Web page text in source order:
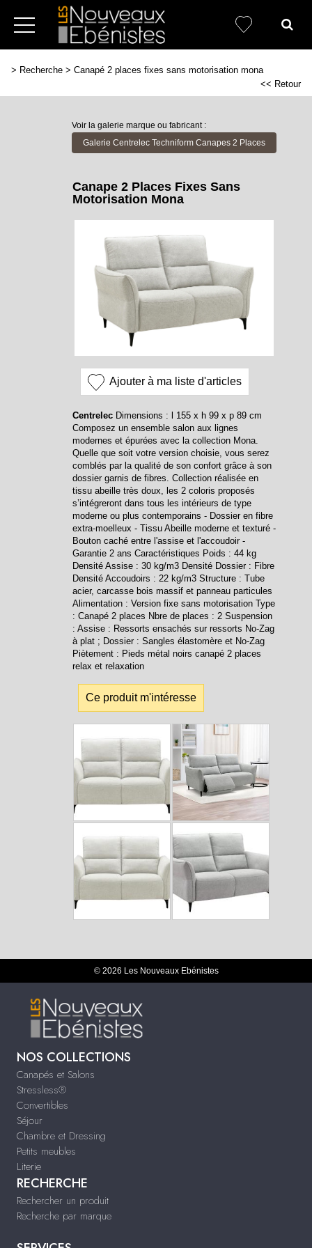
> Recherche > Canapé 2 places fixes sans motorisation mona
<< Retour
Voir la galerie marque ou fabricant :
Galerie Centrelec Techniform Canapes 2 Places
Ajouter à ma liste d'articles
Canape 2 Places Fixes Sans
Motorisation Mona
CentrelecDimensions : l 155 x h 99 x p 89 cm
Composez un ensemble salon aux lignes
modernes et épurées avec la collection Mona.
Quelle que soit votre version choisie, vous serez
comblés par la qualité de son confort grâce à son
dossier garnis de fibres. Collection réalisée en
tissu abeille très doux, les 2 coloris proposés
s’intégreront dans tous les intérieurs de type
moderne ou plus contemporains - Dossier en fibre
extra-moelleux - Tissu Abeille moderne et texturé -
Bouton caché entre l'assise et l'accoudoir -
Garantie 2 ans Caractéristiques Poids : 44 kg
Densité Assise : 30 kg/m3 Densité Dossier : Fibre
Densité Accoudoirs : 22 kg/m3 Structure : Tube
acier, carcasse bois massif et panneau particules
Alimentation : Version fixe sans motorisation Type
: Canapé 2 places Nbre de places : 2 Suspension
: Assise : Ressorts ensachés sur ressorts No-Zag
à plat ; Dossier : Sangles élastomère et No-Zag
Piètement : Pieds métal noirs canapé 2 places
relax et relaxation
Ce produit m'intéresse
© 2026 Les Nouveaux Ebénistes
NOS COLLECTIONS
Canapés et Salons
Stressless®
Convertibles
Séjour
Chambre et Dressing
Petits meubles
Literie
RECHERCHE
Rechercher un produit
Recherche par marque